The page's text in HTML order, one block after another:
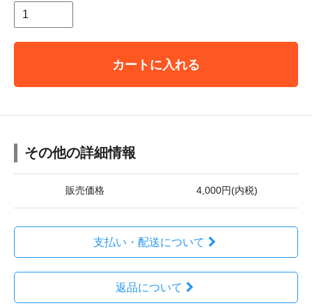
カートに入れる
その他の詳細情報
販売価格 4,000円(内税)
支払い・配送について
返品について